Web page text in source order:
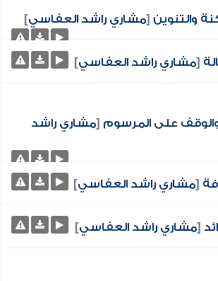
والتنوين [مشاري راشد العفاسي]
[مشاري راشد العفاسي]
والوقف على المرسوم [مشاري راشد
[مشاري راشد العفاسي]
[مشاري راشد العفاسي]